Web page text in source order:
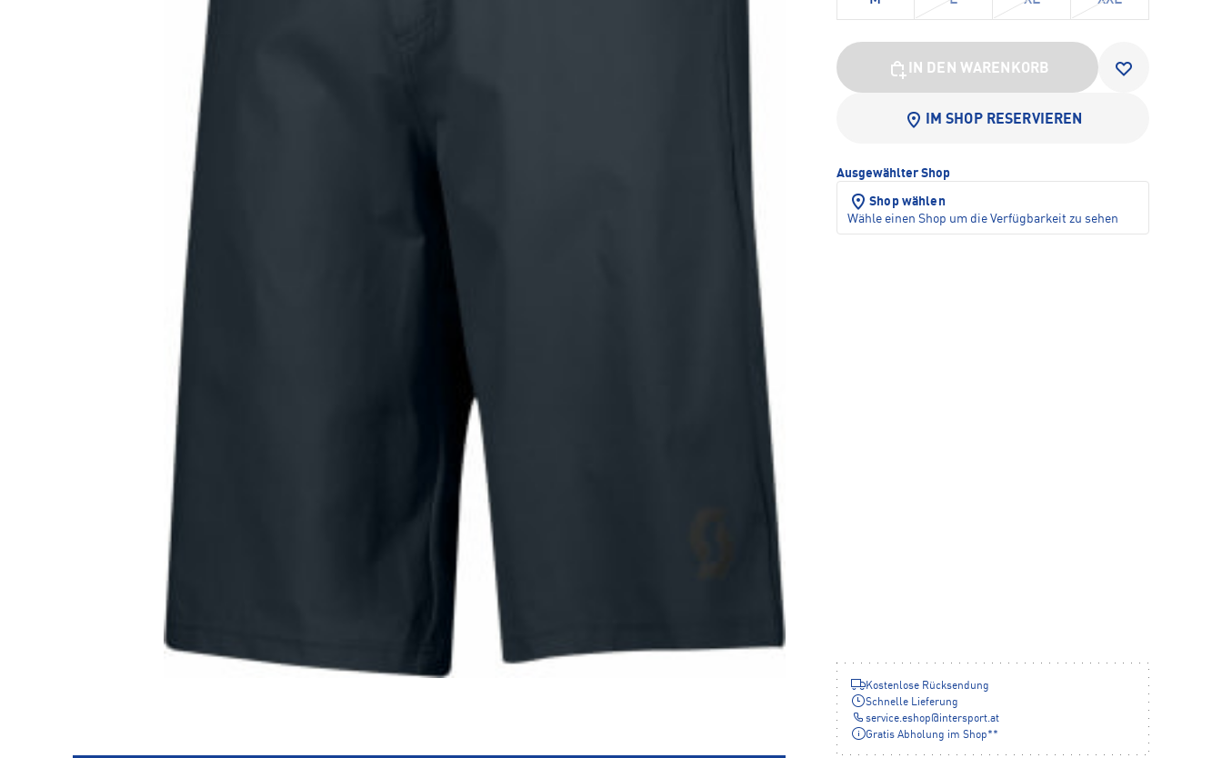
IN DEN WARENKORB
IM SHOP RESERVIEREN
Ausgewählter Shop
Shop wählen
Wähle einen Shop um die Verfügbarkeit zu sehen
Kostenlose Rücksendung
Schnelle Lieferung
service.eshop@intersport.at
Gratis Abholung im Shop**